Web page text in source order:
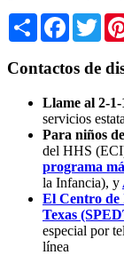
Share Facebook
Contactos de
Llame al 2-1-
servicios
Para niños
del HHS
programa
la Infancia), y
El Centro de
Texas
especial por
línea